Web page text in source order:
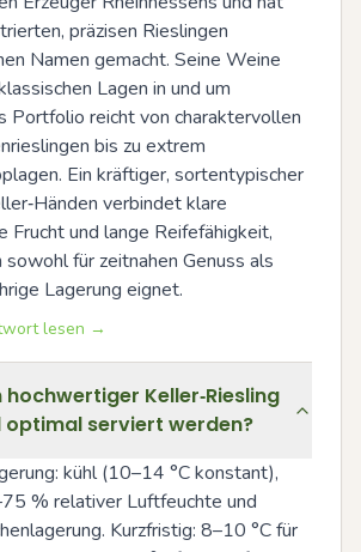
präzisen Rieslingen
Namen gemacht. Seine Weine
Lagen in und um
Portfolio reicht von charaktervollen
bis zu extrem
Ein kräftiger, sortentypischer
verbindet klare
Frucht und lange Reifefähigkeit,
sowohl für zeitnahen Genuss als
Lagerung eignet.
lesen →
hochwertiger Keller‑Riesling
serviert werden?
kühl (10–14 °C konstant),
% relativer Luftfeuchte und
Kurzfristig: 8–10 °C für